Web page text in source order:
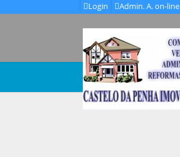
Login Admin. A. on-line